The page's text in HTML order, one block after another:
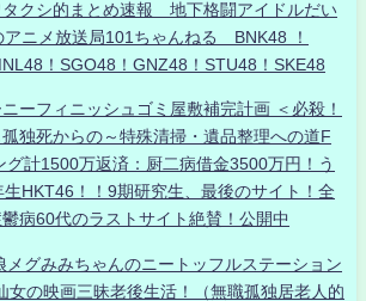
クシ的まとめ速報 地下格闘アイドルだい
ニメ放送局101ちゃんねる BNK48 ！
！SGO48！GNZ48！STU48！SKE48
ーフィニッシュゴミ屋敷補完計画 ＜必殺！
独死からの～特殊清掃・遺品整理への道F
グ計1500万返済：厨二病借金3500万円！う
HKT46！！9期研究生、最後のサイト！全
病60代のラストサイト絶賛！公開中
メグみみちゃんのニートッフルステーション
女の映画三昧老後生活！（無職孤独居老人的